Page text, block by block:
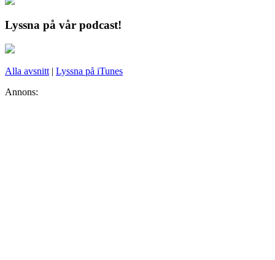
Lyssna på vår podcast!
Alla avsnitt | Lyssna på iTunes
Annons: